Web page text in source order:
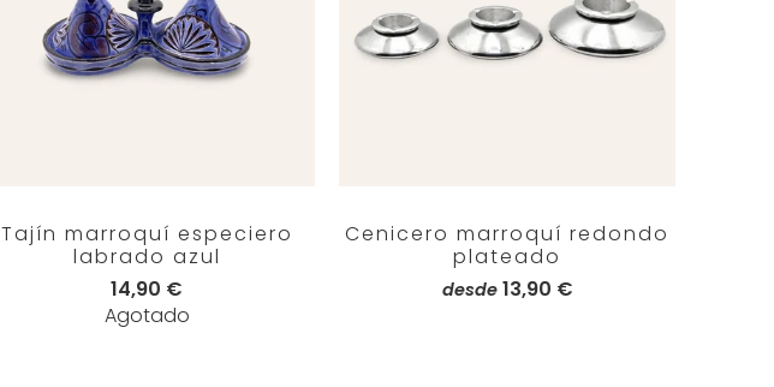
Tajín marroquí especiero
labrado azul
14,90 €
Agotado
Cenicero marroquí redondo
plateado
desde 13,90 €